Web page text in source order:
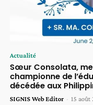
Actualité
Sœur Consolata,
championne de
décédée aux
SIGNIS Web Editor - 15 août